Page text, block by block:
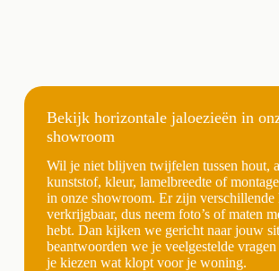
Bekijk horizontale jaloezieën in
showroom
Wil je niet blijven twijfelen tussen hout,
kunststof, kleur, lamelbreedte of
in onze showroom. Er zijn verschillende
verkrijgbaar, dus neem foto’s of maten
hebt. Dan kijken we gericht naar jouw
beantwoorden we je veelgestelde
je kiezen wat klopt voor je woning.